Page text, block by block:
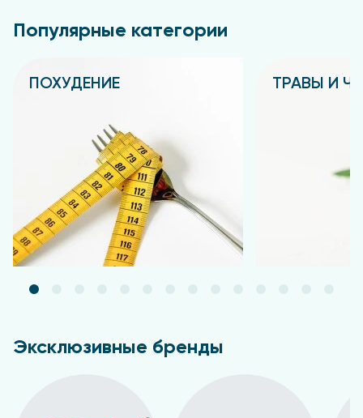
Популярные категории
ПОХУДЕНИЕ ТРАВЫ И
Эксклюзивные бренды